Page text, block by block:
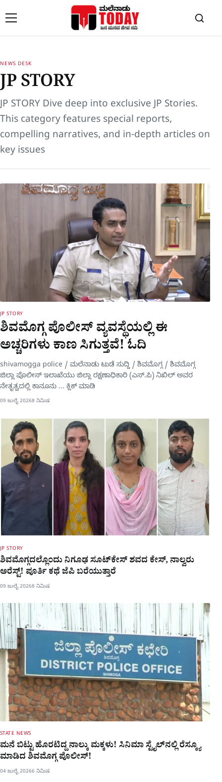
NEWS DESK
JP STORY
JP STORY Dive deep into exclusiveJP Stories.
This category features special reports,
compelling narratives, and in-depth articles on
key issues
JP STORY
ಶಿವಮೊಗ್ಗ ಪೊಲೀಸ್​ ವ್ಯವಸ್ಥೆಯಲ್ಲಿ ಈ
ಅಚ್ಚರಿಗಳು ಕಾಣ ಸಿಗುತ್ತವೆ! ಓದಿ
shivamogga police / ಮಲೆನಾಡು ಟುಡೆ ಸುದ್ದಿ / ಶಿವಮೊಗ್ಗ / ಶಿವಮೊಗ್ಗ
ಜಿಲ್ಲಾ ಪೊಲೀಸ್ ಇಲಾಖೆಯು ಜಿಲ್ಲಾ ರಕ್ಷಣಾಧಿಕಾರಿ (ಎಸ್.ಪಿ) ನಿಖಿಲ್ ಅವರ
ನೇತೃತ್ವದಲ್ಲಿ ಕಾನೂನು ... ಕ್ಲಿಕ್ ಮಾಡಿ
09 ಜುಲೈ 20268 ನಿಮಿಷ
JP STORY
ಶಿವಮೊಗ್ಗದಲ್ಲೊಂದು ನಿಗೂಢ ಸೂಟ್​ಕೇಸ್​ ಶವದ ಕೇಸ್​, ನಾಲ್ವರು
ಅರೆಸ್ಟ್! ಪೂರ್ತಿ ಕಥೆ ಜೆಪಿ ಬರೆಯುತ್ತಾರೆ
09 ಜುಲೈ 20268 ನಿಮಿಷ
STATE NEWS
ಮನೆ ಬಿಟ್ಟು ಹೊರಟಿದ್ದ ನಾಲ್ಕು ಮಕ್ಕಳು! ಸಿನಿಮಾ ಸ್ಟೈಲ್​ನಲ್ಲಿ ರೆಸ್ಕ್ಯೂ
ಮಾಡಿದ ಶಿವಮೊಗ್ಗ ಪೊಲೀಸ್!
04 ಜುಲೈ 20266 ನಿಮಿಷ